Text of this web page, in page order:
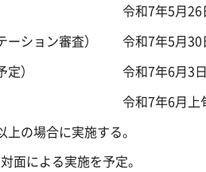
面審査） 令和7年5月26
テーション審査） 令和7年5月
知（予定） 令和7年6月3
開始 令和7年6月上
場合に実施する。
による実施を予定。